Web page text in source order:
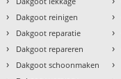
› Dakgoot reinigen
› Dakgoot reparatie
› Dakgoot repareren
› Dakgoot schoonmaken
›
›
›
›